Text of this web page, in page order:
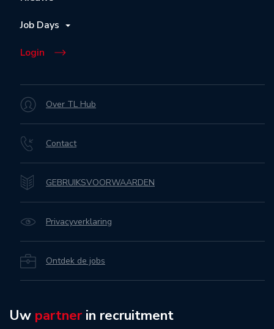
Job Days
Login
Over TL Hub
Contact
GEBRUIKSVOORWAARDEN
Privacyverklaring
Ontdek de jobs
Uw partner in recruitment